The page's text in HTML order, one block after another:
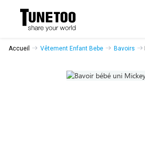
Accueil Vêtement Enfant Bebe Bavoirs